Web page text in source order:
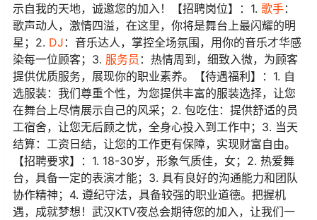
示自我的天地，诚邀您的加入！【招聘岗位】：1. 歌手：
歌声动人，激情四溢，在这里，你将是舞台上最闪耀的明
星；2. DJ ：音乐达人，掌控全场氛围，用你的音乐才华感
染每一位顾客；3. 服务员 ：热情周到，细致入微，为顾客
提供优质服务，展现你的职业素养。【待遇福利】：1. 自
选服装：我们尊重个性，为您提供丰富的服装选择，让您
在舞台上尽情展示自己的风采；2. 包吃住：提供舒适的员
工宿舍，让您无后顾之忧，全身心投入到工作中；3. 当天
结算：工资日结，让您的工作更有保障，实现财富自由。
【招聘要求】：1. 18-30岁，形象气质佳，女；2. 热爱舞
台，具备一定的表演才能；3. 具有良好的沟通能力和团队
协作精神；4. 遵纪守法，具备较强的职业道德。把握机
遇，成就梦想！武汉KTV夜总会期待您的加入，让我们一